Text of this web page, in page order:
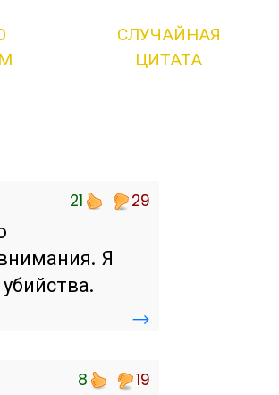
СЛУЧАЙНАЯ
ЦИТАТА
21 29
Я
→
8 19